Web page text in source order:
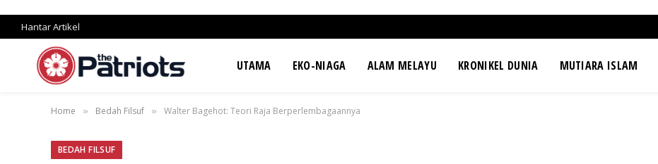
Hantar Artikel
UTAMA EKO-NIAGA ALAM MELAYU KRONIKEL DUNIA MUTIARA ISLAM
Home » Bedah Filsuf » Walter Bagehot: Teori Raja Berperlembagaannya
BEDAH FILSUF